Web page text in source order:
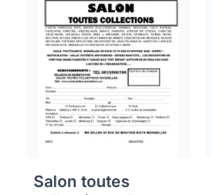
Salon toutes